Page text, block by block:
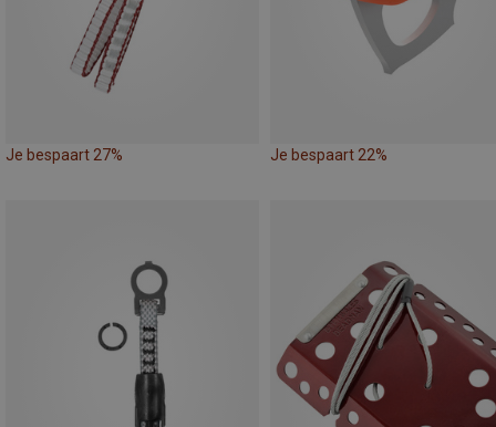
Je bespaart 27% Je bespaart 22%